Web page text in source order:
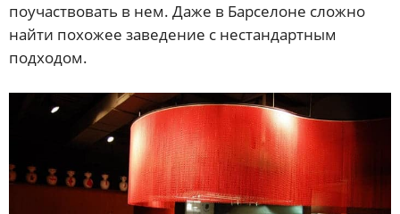
поучаствовать в нем. Даже в Барселоне сложно
найти похожее заведение с нестандартным
подходом.